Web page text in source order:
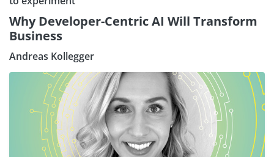
Why Developer-Centric AI Will Transform
Business
Andreas Kollegger